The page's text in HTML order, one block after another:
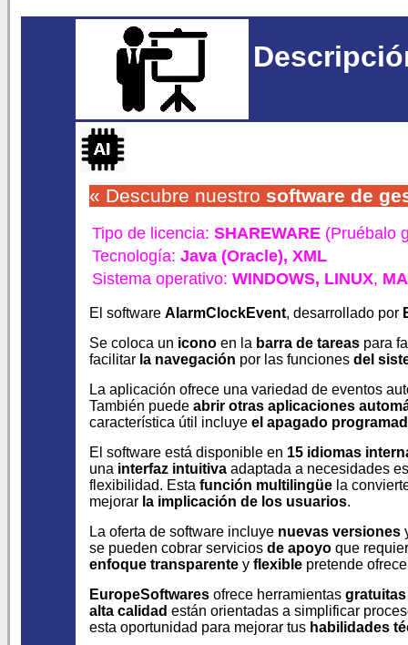
« Descubre nuestro software de
Tipo de licencia: SHAREWARE (Pruébalo
Tecnología: Java (Oracle), XML
Sistema operativo: WINDOWS, LINUX,
El software AlarmClockEvent, desarrollado por
Se coloca un icono en la barra de tareas para
facilitar la navegación por las funciones del
La aplicación ofrece una variedad de eventos
También puede abrir otras aplicaciones
característica útil incluye el apagado
El software está disponible en 15 idiomas
una interfaz intuitiva adaptada a necesidades
flexibilidad. Esta función multilingüe la
mejorar la implicación de los usuarios.
La oferta de software incluye nuevas versiones
se pueden cobrar servicios de apoyo que
enfoque transparente y flexible pretende
EuropeSoftwares ofrece herramientas gratuitas
alta calidad están orientadas a simplificar
esta oportunidad para mejorar tus habilidades